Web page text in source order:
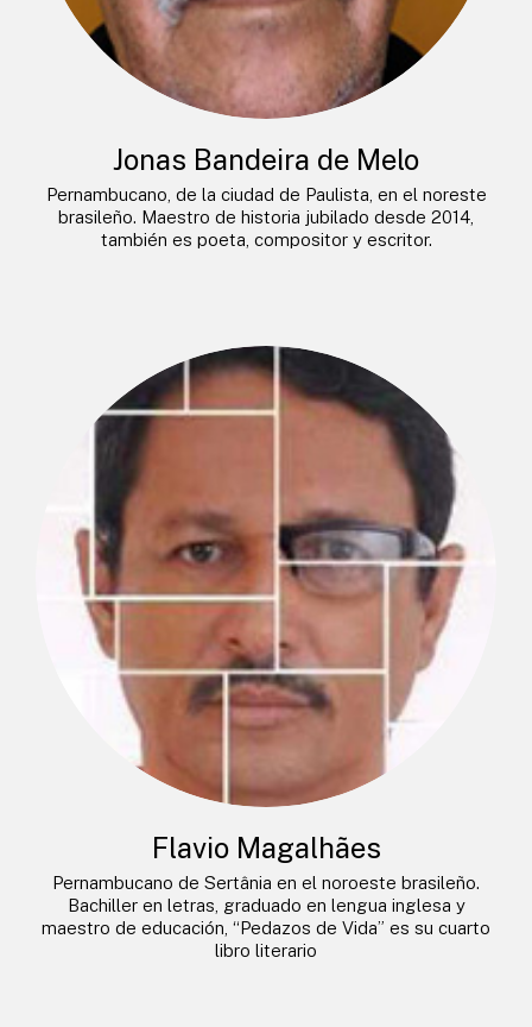
Jonas Bandeira de Melo
Pernambucano, de la ciudad de Paulista, en el noreste
brasileño. Maestro de historia jubilado desde 2014,
también es poeta, compositor y escritor.
Flavio Magalhães
Pernambucano de Sertânia en el noroeste brasileño.
Bachiller en letras, graduado en lengua inglesa y
maestro de educación, “Pedazos de Vida” es su cuarto
libro literario